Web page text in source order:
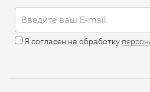
Я согласен на обработку